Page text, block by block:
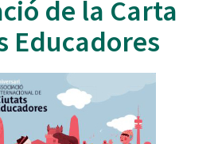
de la Carta
Educadores